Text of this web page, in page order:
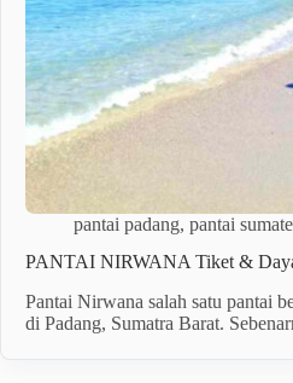
pantai padang, pantai
PANTAI NIRWANA Tiket &
Pantai Nirwana salah satu pantai
di Padang, Sumatra Barat.